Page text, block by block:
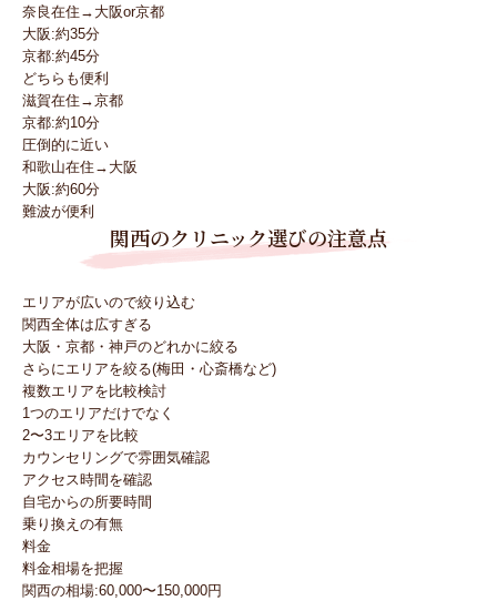
奈良在住→大阪or京都
大阪:約35分
京都:約45分
どちらも便利
滋賀在住→京都
京都:約10分
圧倒的に近い
和歌山在住→大阪
大阪:約60分
難波が便利
関西のクリニック選びの注意点
エリアが広いので絞り込む
関西全体は広すぎる
大阪・京都・神戸のどれかに絞る
さらにエリアを絞る(梅田・心斎橋など)
複数エリアを比較検討
1つのエリアだけでなく
2〜3エリアを比較
カウンセリングで雰囲気確認
アクセス時間を確認
自宅からの所要時間
乗り換えの有無
料金
料金相場を把握
関西の相場:60,000〜150,000円